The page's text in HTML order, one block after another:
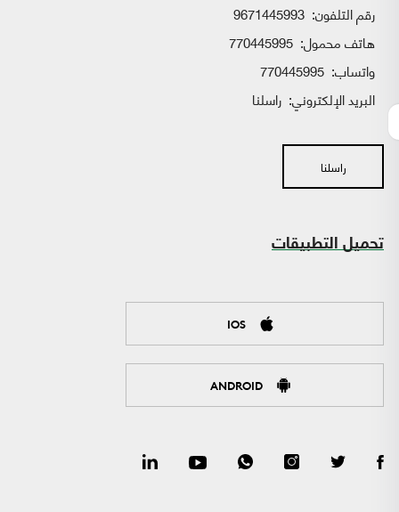
رقم التلفون: 9671445993
هاتف محمول: 770445995
واتساب:
البريد الإلكتروني: راسلنا
راسلنا
تحميل التطبيقات
IOS
ANDROID